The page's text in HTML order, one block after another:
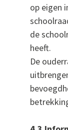
op eigen
de
heeft.
De